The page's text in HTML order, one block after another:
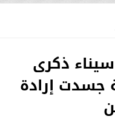
ذكرى
جسدت إرادة